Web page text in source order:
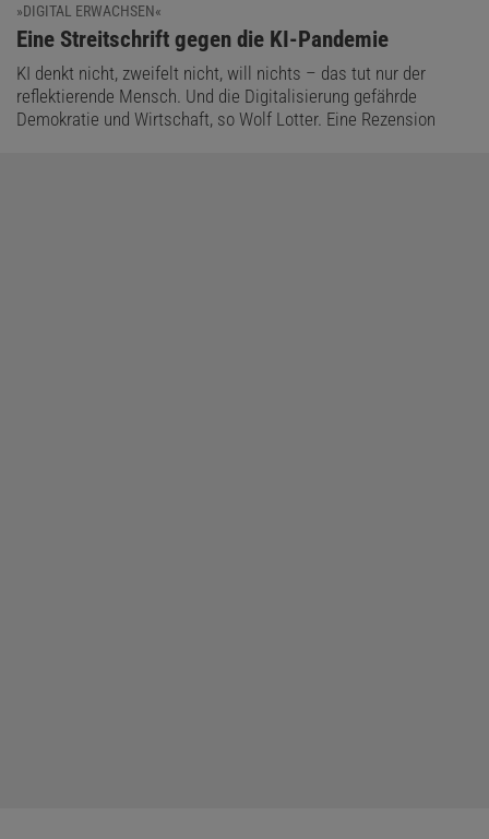
»DIGITAL ERWACHSEN«
:
Eine Streitschrift gegen die KI-Pandemie
KI denkt nicht, zweifelt nicht, will nichts – das tut nur der
reflektierende Mensch. Und die Digitalisierung gefährde
Demokratie und Wirtschaft, so Wolf Lotter. Eine Rezension